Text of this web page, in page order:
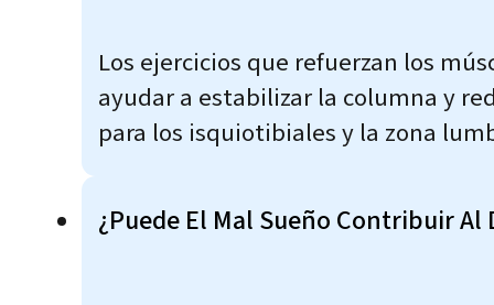
Los ejercicios que refuerzan los
ayudar a estabilizar la columna y
para los isquiotibiales y la zona
¿Puede El Mal Sueño Contribuir